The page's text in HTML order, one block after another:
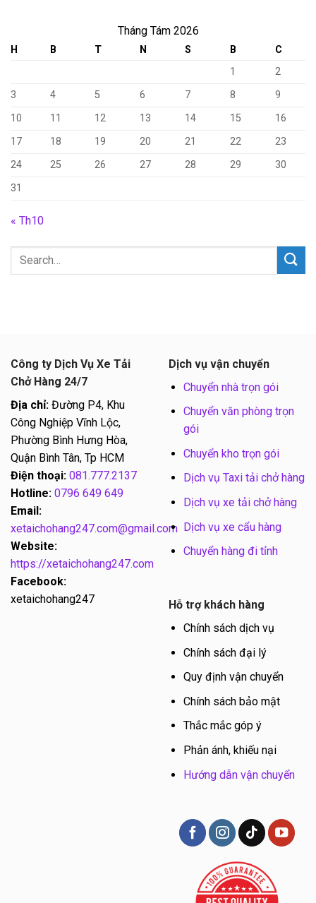
Tháng Tám 2026
H B T N S B
C
1
2
3
4 5 6 7 8
9
10
11 12 13 14 15
16
17
18 19 20 21 22
23
24
25 26 27 28 29
30
31
« Th10
Công ty Dịch Vụ Xe Tải
Chở Hàng 24/7
Địa chỉ: Đường P4, Khu
Công Nghiệp Vĩnh Lộc,
Phường Bình Hưng Hòa,
Quận Bình Tân, Tp HCM
Điện thoại: 081.777.2137
Hotline: 0796 649 649
Email:
xetaichohang247.com@gmail.com
Website:
https://xetaichohang247.com
Facebook:
xetaichohang247
Dịch vụ vận chuyển
Chuyển nhà trọn gói
Chuyển văn phòng trọn
gói
Chuyển kho trọn gói
Dịch vụ Taxi tải chở hàng
Dịch vụ xe tải chở hàng
Dịch vụ xe cẩu hàng
Chuyển hàng đi tỉnh
Hỗ trợ khách hàng
Chính sách dịch vụ
Chính sách đại lý
Quy định vận chuyển
Chính sách bảo mật
Thắc mắc góp ý
Phản ánh, khiếu nại
Hướng dẫn vận chuyển